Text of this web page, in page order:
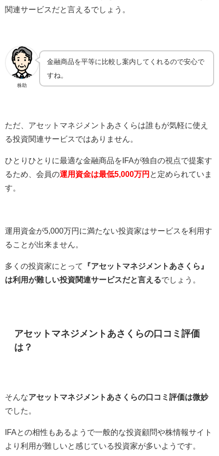
関連サービスだと言えるでしょう。
株助
金融商品を平等に比較し案内してくれるので安心で
すね。
ただ、アセットマネジメントあさくらは誰もが気軽に使え
る投資関連サービスではありません。
ひとりひとりに最適な金融商品をIFAが独自の視点で提案す
るため、会員の運用資金は最低5,000万円 と定められていま
す。
運用資金が5,000万円に満たない投資家はサービスを利用す
ることが出来ません。
多くの投資家にとって
『アセットマネジメントあさくら』
は利用が難しい投資関連サービスだと言えるでしょう。
アセットマネジメントあさくらの口コミ評価
は？
そんなアセットマネジメントあさくらの口コミ評価は微妙
でした。
IFAとの相性もあるようで一般的な投資顧問や株情報サイト
より利用が難しいと感じている投資家が多いようです。